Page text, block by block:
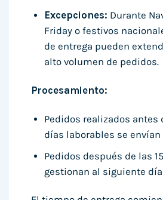
Excepciones: Durante
Friday o festivos
de entrega pueden
alto volumen de pedidos.
Procesamiento:
Pedidos realizados antes
días laborables se
Pedidos después de las
gestionan al siguiente